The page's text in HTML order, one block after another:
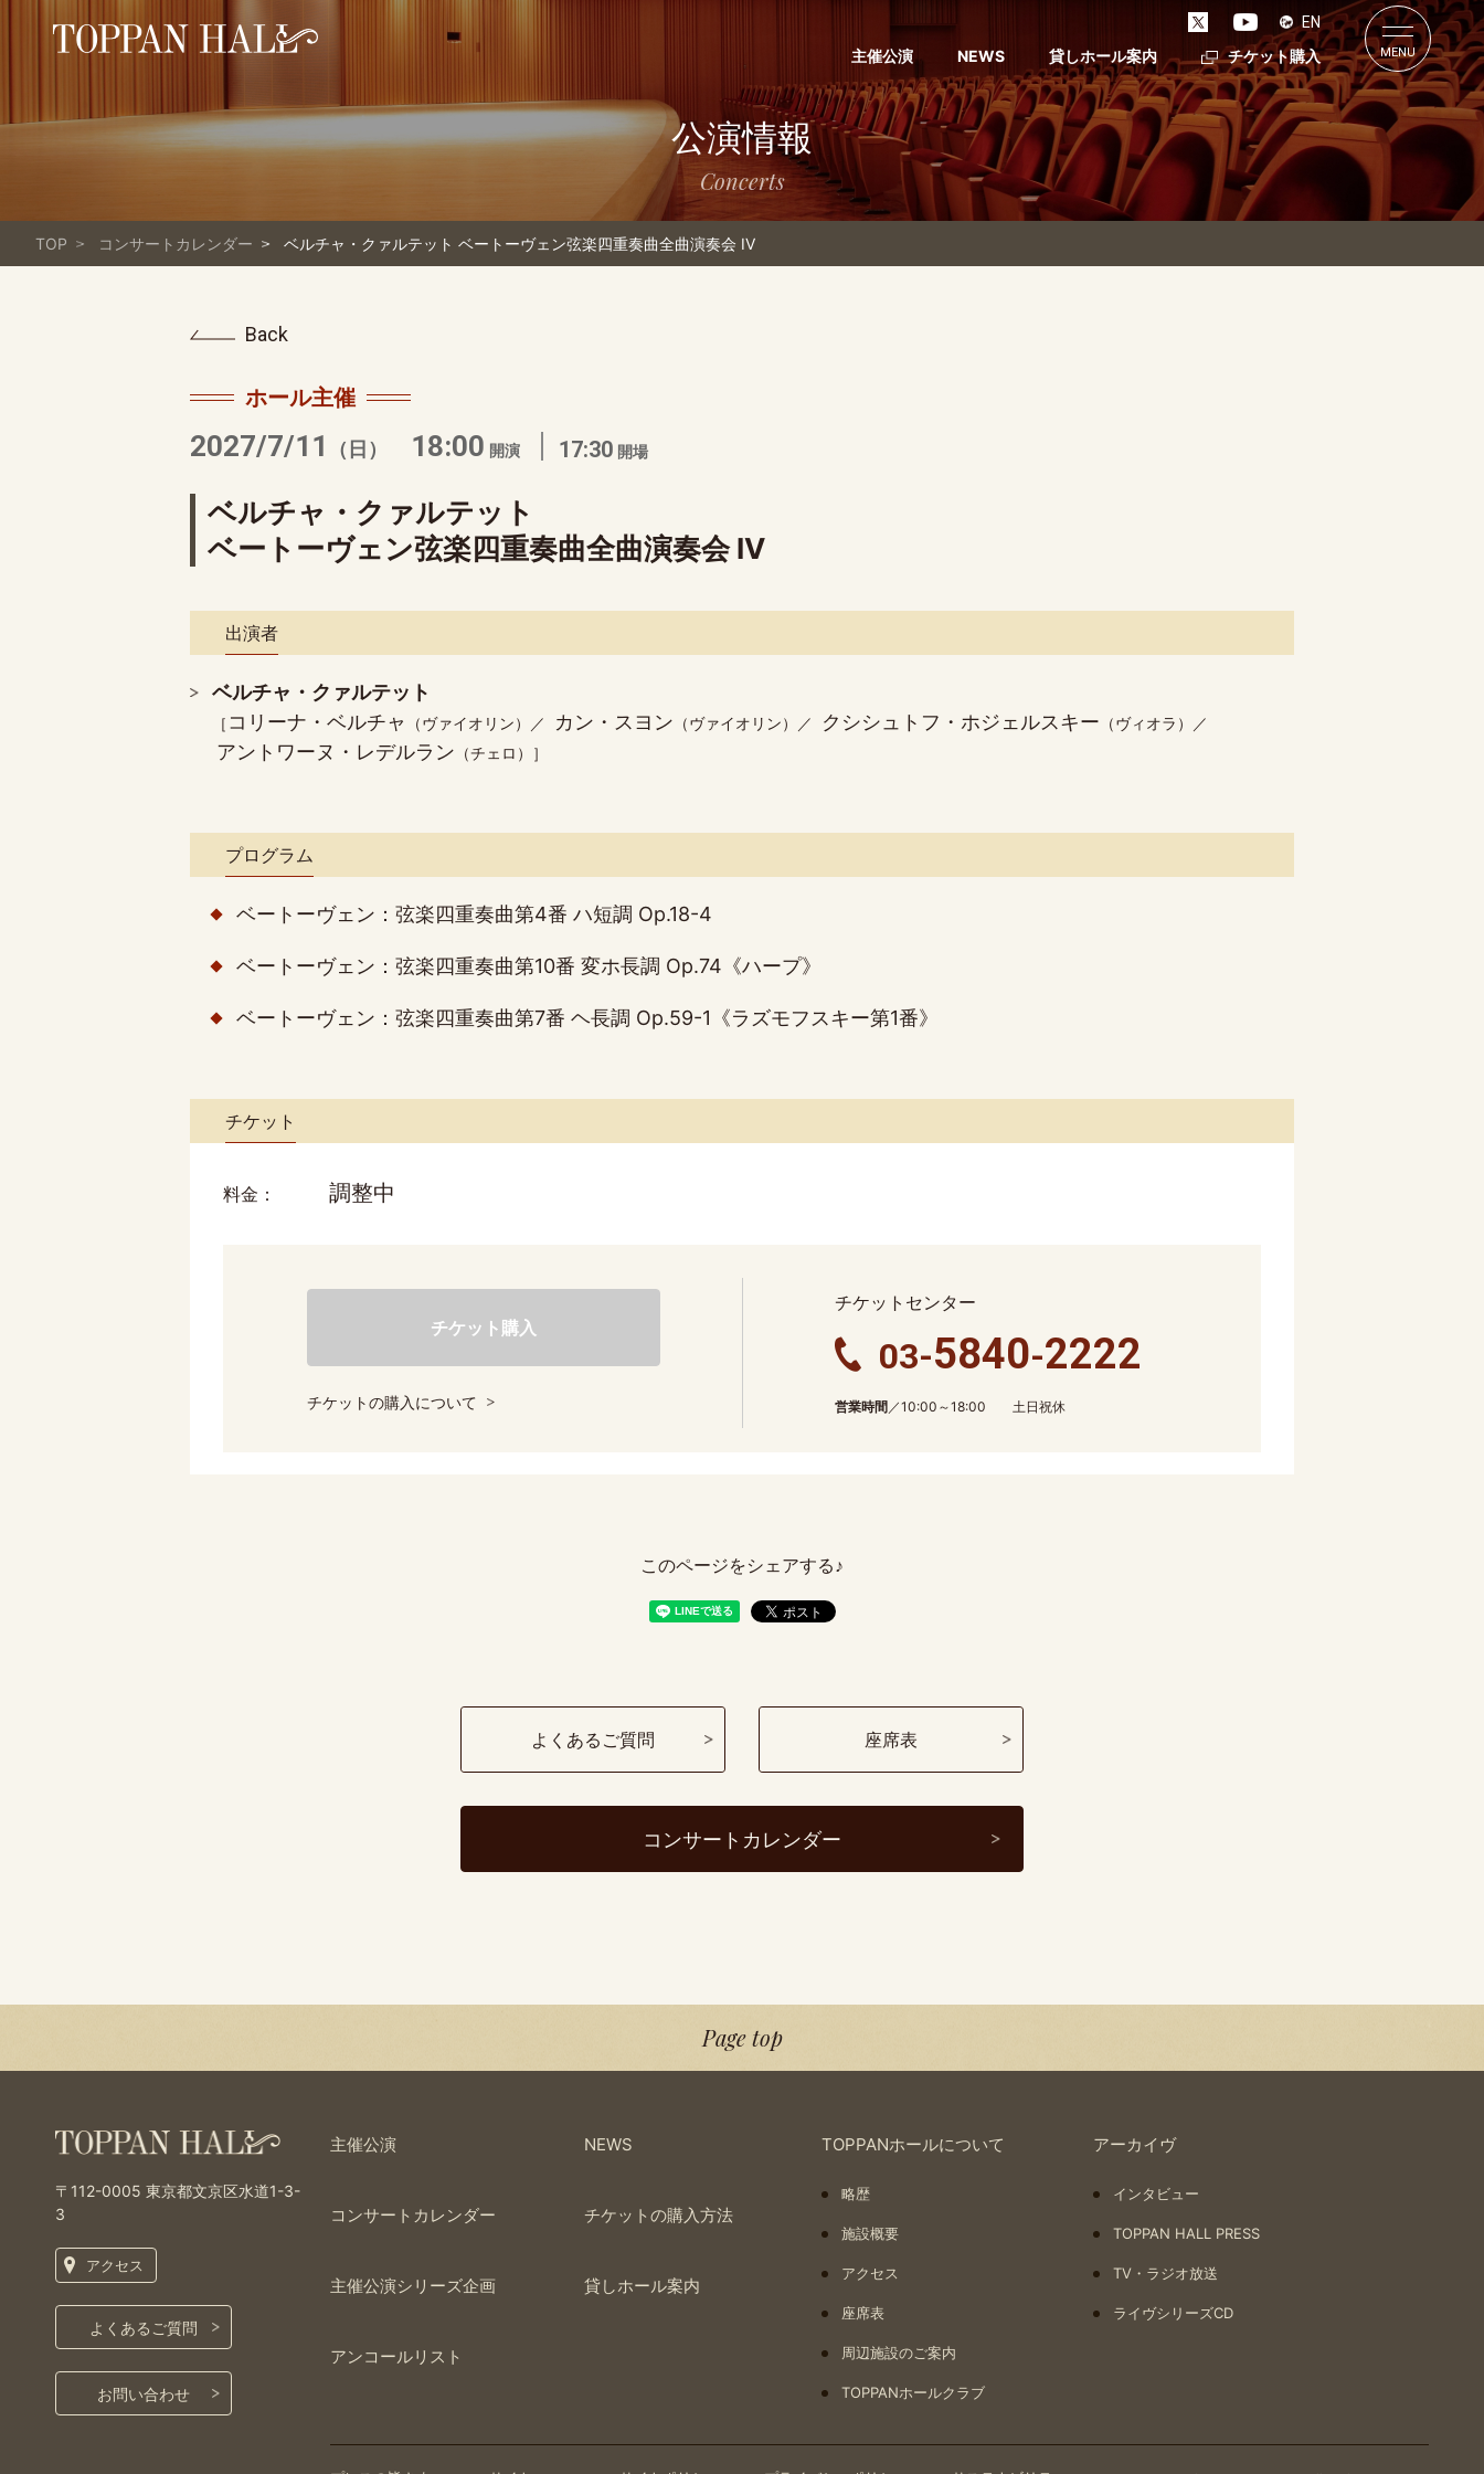
EN
主催公演 NEWS 貸しホール案内 チケット購入 MENU
公演情報
Concerts
TOP コンサートカレンダー ベルチャ・クァルテット ベートーヴェン弦楽四重奏曲全曲演奏会 IV
Back
ホール主催
2027/7/11 （日） 18:00 開演 17:30 開場
ベルチャ・クァルテット
ベートーヴェン弦楽四重奏曲全曲演奏会 IV
出演者
ベルチャ・クァルテット
コリーナ・ベルチャ
（ヴァイオリン） カン・スヨン （ヴァイオリン） クシシュトフ・ホジェルスキー （ヴィオラ）
アントワーヌ・レデルラン （チェロ）
プログラム
ベートーヴェン： 弦楽四重奏曲第4番 ハ短調 Op.18-4
ベートーヴェン： 弦楽四重奏曲第10番 変ホ長調 Op.74《ハープ》
ベートーヴェン： 弦楽四重奏曲第7番 ヘ長調 Op.59-1《ラズモフスキー第1番》
チケット
料金 調整中
チケット購入
チケットの購入について
チケットセンター
03-5840-2222
営業時間 ／10:00～18:00 土日祝休
このページをシェアする♪
よくあるご質問 座席表
コンサートカレンダー
Page top
〒112-0005 東京都文京区水道1-3-
3
アクセス
よくあるご質問
お問い合わせ
主催公演
コンサートカレンダー
主催公演シリーズ企画
アンコールリスト
NEWS
チケットの購入方法
貸しホール案内
TOPPANホールについて
略歴
施設概要
アクセス
座席表
周辺施設のご案内
TOPPANホールクラブ
アーカイヴ
インタビュー
TOPPAN HALL PRESS
TV・ラジオ放送
ライヴシリーズCD